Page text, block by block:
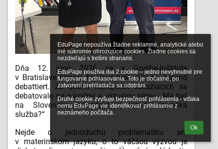
EduPage nepoužíva žiadne reklamné, analytické alebo
iné súkromie ohrozujúce cookies. Žiadne cookies sa
nezdieľajú s tretími stranami.
EduPage používa iba 2 cookie – jedno nevyhnutné pre
fungovanie prihlasovania. Toto je dočasné, po
zatvorení prehliadača sa odstráni.
Druhé cookie zvyšuje bezpečnosť prihlásenia - vďaka
nemu EduPage vie identifikovať prihlásenie z
neznámeho počítača.
Ok
Dňa 12. júna 2026 sa v Goethe-Inštitúte
v Bratislave konalo finálové kolo súťaže Jugend
debattiert. Za účasti najlepších súťažiacich sa
debatovalo na náročnú a aktuálnu tému: „Má byť
na Slovensku zavedená povinná vojenská
služba?“
Nejde o jednoduchú problematiku ani
v materinskom jazyku, o to väčšou výzvou je